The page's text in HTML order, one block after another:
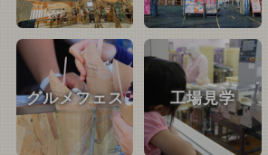
グルメフェス 工場見学